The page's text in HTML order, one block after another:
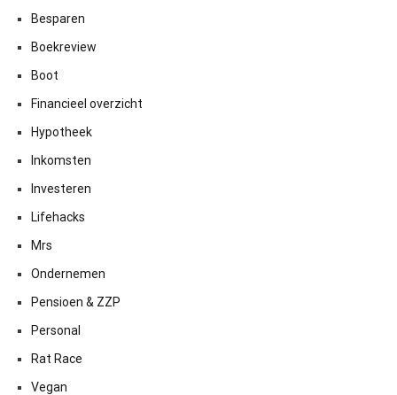
Besparen
Boekreview
Boot
Financieel overzicht
Hypotheek
Inkomsten
Investeren
Lifehacks
Mrs
Ondernemen
Pensioen & ZZP
Personal
Rat Race
Vegan